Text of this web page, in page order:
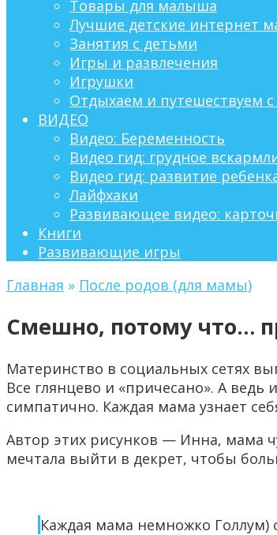
Товары для малыша
Лучшие детские интернет
Занятия с детьми
Игры и развлечения
Игрушки
Отдыхаем и путешествуем
ВИДЕО
Видео: Беременность
Видео гид: грудное
Видео гид: развитие
Лайфхаки
Развивающее видео:
Книги
Развивающие игры
Главная » После родов (для мамы)
Смешно, потому что…
Материнство в социальных сетях
Все глянцево и «причесано». А
симпатично. Каждая мама узнает
Автор этих рисунков — Инна, мама
мечтала выйти в декрет, чтобы
Каждая мама немножко